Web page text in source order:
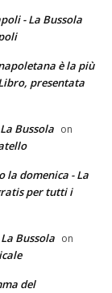
- La Bussola
è la più
presentata
Bussola on
la domenica - La
per tutti i
Bussola on
del